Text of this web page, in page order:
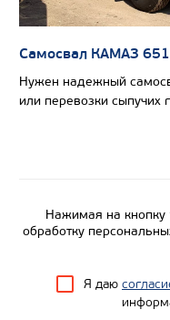
Цена по
Производитель
Экологический
Колесная
Самосвал КАМАЗ
Нужен надежный
или перевозки сыпучих
Нажимая на кнопку
обработку
Я даю